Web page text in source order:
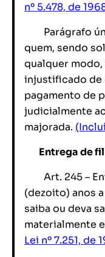
nº 5.478, de
Parágrafo
quem, sendo
qualquer
injustificado de
pagamento de
judicialmente
majorada.
Entrega de
Art. 245 –
(dezoito) anos
saiba ou deva
materialmente
Lei nº 7.251, de